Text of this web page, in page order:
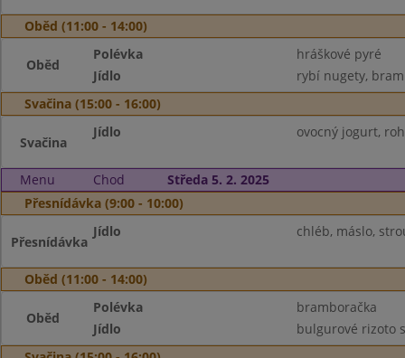
Oběd (11:00 - 14:00)
Oběd
Polévka
hráškové pyré
Jídlo
rybí nugety,
Svačina (15:00 - 16:00)
Svačina
Jídlo ovocný jogurt,
Menu Chod
Středa 5. 2. 2025
Přesnídávka (9:00 - 10:00)
Přesnídávka
Jídlo chléb, máslo,
Oběd (11:00 - 14:00)
Oběd
Polévka
bramboračka
Jídlo
bulgurové rizoto